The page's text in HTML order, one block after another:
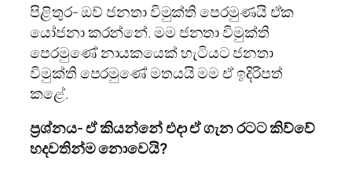
පිළිතුර- ඔව් ජනතා විමුක්ති පෙරමුණයි ඒක
යෝජනා කරන්නේ. මම ජනතා විමුක්ති
පෙරමුණේ නායකයෙක් හැටියට ජනතා
විමුක්ති පෙරමුණේ මතයයි මම ඒ ඉදිරිපත්
කළේ.
ප්‍රශ්නය- ඒ කියන්නේ එදා ඒ ගැන රටට කිව්වේ
හදවතින්ම නොවෙයි?